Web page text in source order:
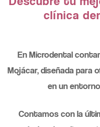
clínica
En Microdental
Mojácar, diseñada para
en un
Contamos con la